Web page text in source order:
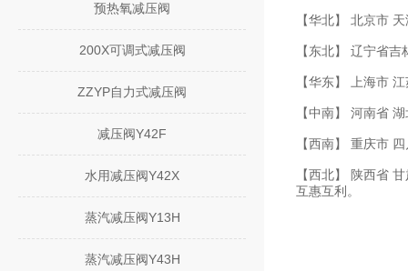
预热氧减压阀
200X可调式减压阀
ZZYP自力式减压阀
减压阀Y42F
水用减压阀Y42X
蒸汽减压阀Y13H
蒸汽减压阀Y43H
【华北】 北京市
【东北】 辽宁省
【华东】 上海市
【中南】 河南省
【西南】 重庆市
【西北】 陕西省
互惠互利。